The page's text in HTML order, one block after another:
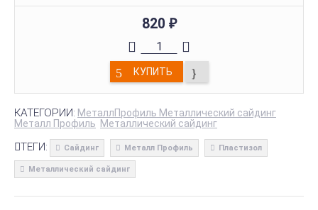
820 ₽
КУПИТЬ
КАТЕГОРИИ: МеталлПрофиль Металлический сайдинг
Металл Профиль Металлический сайдинг
ТЕГИ: Сайдинг Металл Профиль Пластизол
Металлический сайдинг